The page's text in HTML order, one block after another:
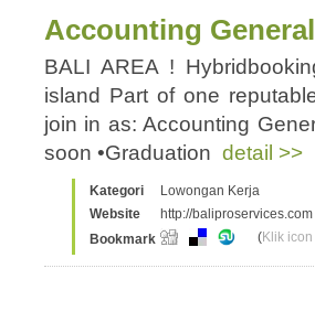
Accounting
BALI AREA !
island Part of one
join in as: Accounting
soon •Graduation detail >>
Kategori
Lowongan Kerja
Website
http://baliproservices.com
Bookmark
(Klik